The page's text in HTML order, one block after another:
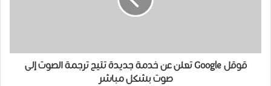
قوقل Google تعلن عن خدمة جديدة تتيح ترجمة الصوت إلى
صوت بشكل مباشر